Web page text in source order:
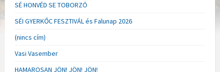
SÉ HONVÉD SE TOBORZÓ
SÉI GYERKŐC FESZTIVÁL és Falunap 2026
(nincs cím)
Vasi Vasember
HAMAROSAN JÖN! JÖN! JÖN!